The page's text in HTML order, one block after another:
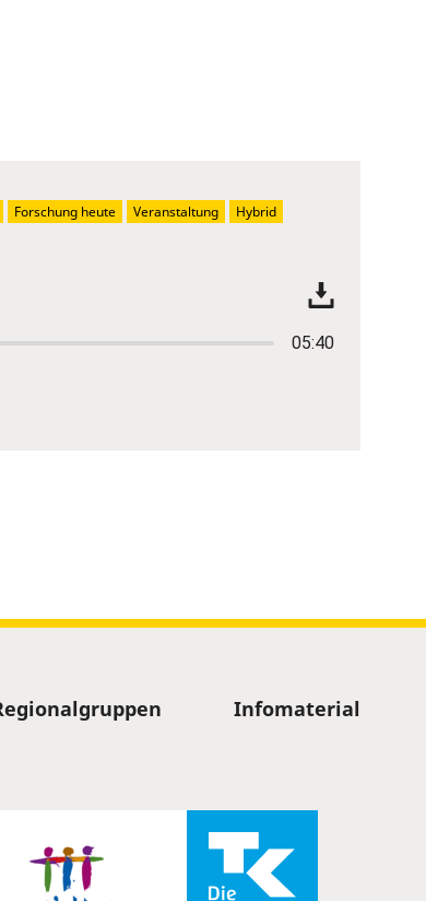
05:40
Forschung heute Veranstaltung Hybrid
Infomaterial